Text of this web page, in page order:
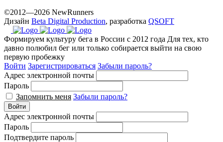
©2012—2026 NewRunners
Дизайн Beta Digital Production, разработка QSOFT
Формируем культуру бега в России с 2012 года Для тех, кто
давно полюбил бег или только собирается выйти на свою
первую пробежку
Войти Зарегистрироваться Забыли пароль?
Адрес электронной почты
Пароль
Запомнить меня Забыли пароль?
Войти
Адрес электронной почты
Пароль
Подтвердите пароль